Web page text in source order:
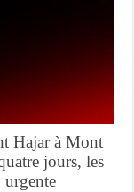
Hajar à Mont
jours, les
urgente